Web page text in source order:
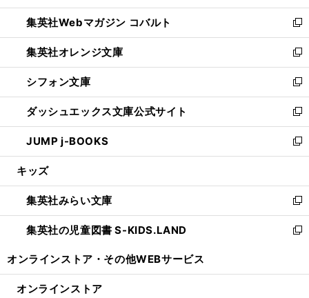
開
く
ウ
で
開
く
ン
ド
ウ
で
開
く
ウ
ィ
ン
ド
ウ
で
開
く
集英社Webマガジン コバルト
新
し
い
ウ
ィ
ン
ド
ウ
で
開
集英社オレンジ文庫
新
し
い
ウ
ィ
ン
ド
ウ
開
く
シフォン文庫
新
し
い
ウ
ィ
ン
ウ
で
開
く
ダッシュエックス文庫公式サイト
新
し
い
ウ
ン
ド
ウ
で
JUMP j-BOOKS
新
し
ウ
ィ
ン
ド
開
キッズ
集英社みらい文庫
新
し
い
ン
集英社の児童図書 S-KIDS.LAND
新
ウ
オンラインストア・ その他WEBサービス
オンラインストア